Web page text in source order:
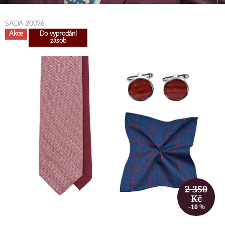
SADA 20076
Akce
Do vyprodání
zásob
2 350
Kč
–10 %